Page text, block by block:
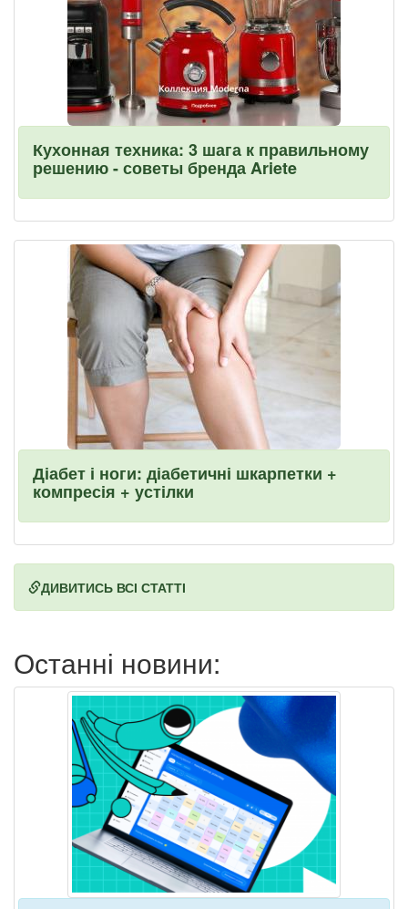
Кухонная техника: 3 шага к правильному
решению - советы бренда Ariete
Діабет і ноги: діабетичні шкарпетки +
компресія + устілки
ДИВИТИСЬ ВСІ СТАТТІ
Останні новини: